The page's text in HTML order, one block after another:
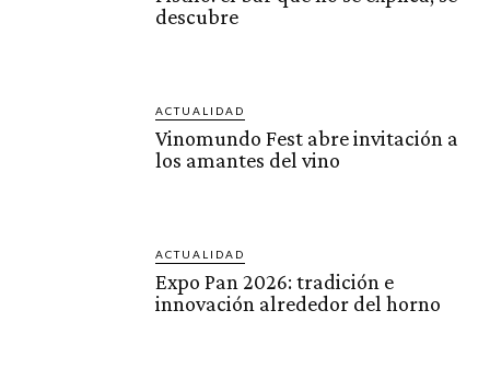
descubre
ACTUALIDAD
Vinomundo Fest abre invitación a
los amantes del vino
ACTUALIDAD
Expo Pan 2026: tradición e
innovación alrededor del horno